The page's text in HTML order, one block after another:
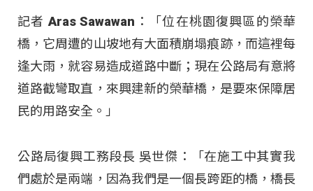
記者 Aras Sawawan：「位在桃園復興區的榮華
橋，它周遭的山坡地有大面積崩塌痕跡，而這裡每
逢大雨，就容易造成道路中斷；現在公路局有意將
道路截彎取直，來興建新的榮華橋，是要來保障居
民的用路安全。」
公路局復興工務段長 吳世傑：「在施工中其實我
們處於是兩端，因為我們是一個長跨距的橋，橋長